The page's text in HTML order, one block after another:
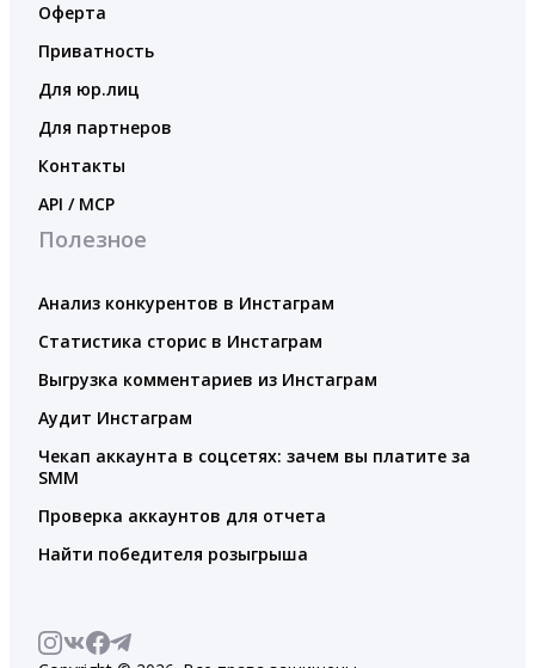
Оферта
Приватность
Для юр.лиц
Для партнеров
Контакты
API / MCP
Полезное
Анализ конкурентов в Инстаграм
Статистика сторис в Инстаграм
Выгрузка комментариев из Инстаграм
Аудит Инстаграм
Чекап аккаунта в соцсетях: зачем вы платите за
SMM
Проверка аккаунтов для отчета
Найти победителя розыгрыша